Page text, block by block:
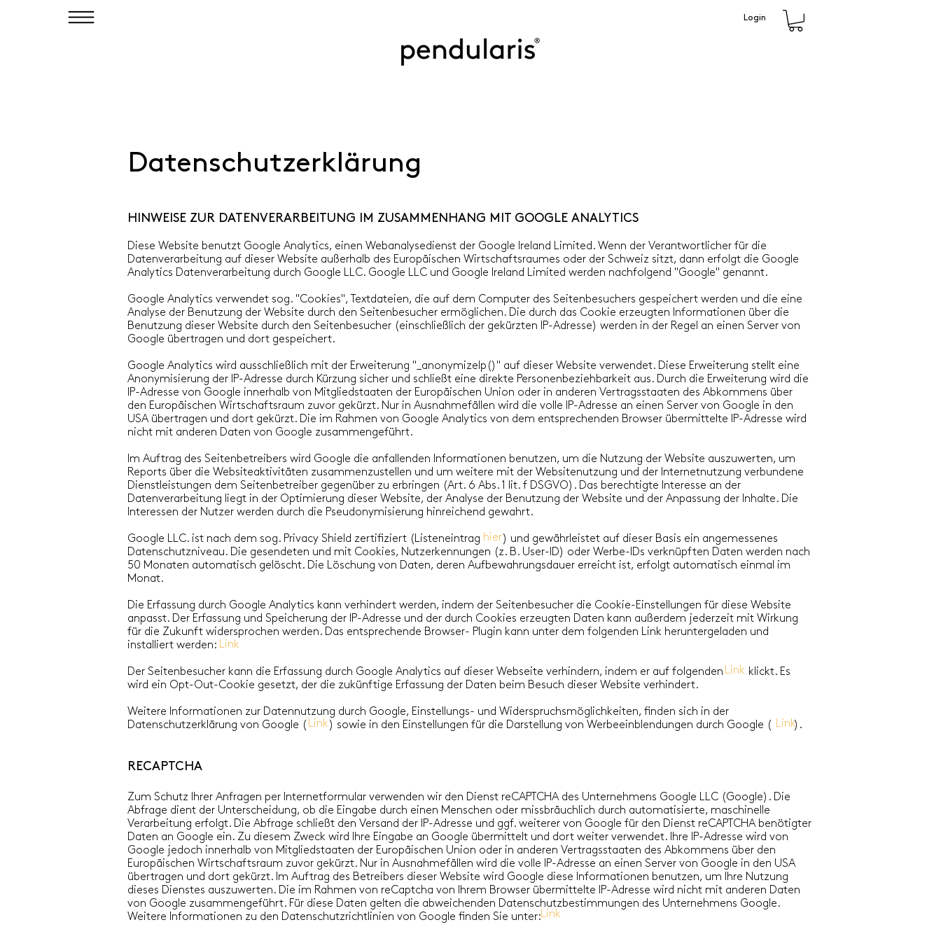
Login
Datenschutzerklärung
HINWEISE ZUR DATENVERARBEITUNG IM ZUSAMMENHANG MIT GOOGLE ANALYTICS
Diese Website benutzt Google Analytics, einen Webanalysedienst der Google Ireland Limited. Wenn der Verantwortlicher für die
Datenverarbeitung auf dieser Website außerhalb des Europäischen Wirtschaftsraumes oder der Schweiz sitzt, dann erfolgt die Google
Analytics Datenverarbeitung durch Google LLC. Google LLC und Google Ireland Limited werden nachfolgend "Google" genannt.
Google Analytics verwendet sog. "Cookies", Textdateien, die auf dem Computer des Seitenbesuchers gespeichert werden und die eine
Analyse der Benutzung der Website durch den Seitenbesucher ermöglichen. Die durch das Cookie erzeugten Informationen über die
Benutzung dieser Website durch den Seitenbesucher (einschließlich der gekürzten IP-Adresse) werden in der Regel an einen Server von
Google übertragen und dort gespeichert.
Google Analytics wird ausschließlich mit der Erweiterung "_anonymizeIp()" auf dieser Website verwendet. Diese Erweiterung stellt eine
Anonymisierung der IP-Adresse durch Kürzung sicher und schließt eine direkte Personenbeziehbarkeit aus. Durch die Erweiterung wird die
IP-Adresse von Google innerhalb von Mitgliedstaaten der Europäischen Union oder in anderen Vertragsstaaten des Abkommens über
den Europäischen Wirtschaftsraum zuvor gekürzt. Nur in Ausnahmefällen wird die volle IP-Adresse an einen Server von Google in den
USA übertragen und dort gekürzt. Die im Rahmen von Google Analytics von dem entsprechenden Browser übermittelte IP-Adresse wird
nicht mit anderen Daten von Google zusammengeführt.
Im Auftrag des Seitenbetreibers wird Google die anfallenden Informationen benutzen, um die Nutzung der Website auszuwerten, um
Reports über die Websiteaktivitäten zusammenzustellen und um weitere mit der Websitenutzung und der Internetnutzung verbundene
Dienstleistungen dem Seitenbetreiber gegenüber zu erbringen (Art. 6 Abs. 1 lit. f DSGVO). Das berechtigte Interesse an der
Datenverarbeitung liegt in der Optimierung dieser Website, der Analyse der Benutzung der Website und der Anpassung der Inhalte. Die
Interessen der Nutzer werden durch die Pseudonymisierung hinreichend gewahrt.
Google LLC. ist nach dem sog. Privacy Shield zertifiziert (Listeneintrag ) und gewährleistet auf dieser Basis ein angemessenes
Datenschutzniveau. Die gesendeten und mit Cookies, Nutzerkennungen (z. B. User-ID) oder Werbe-IDs verknüpften Daten werden nach
50 Monaten automatisch gelöscht. Die Löschung von Daten, deren Aufbewahrungsdauer erreicht ist, erfolgt automatisch einmal im
Monat.
Die Erfassung durch Google Analytics kann verhindert werden, indem der Seitenbesucher die Cookie-Einstellungen für diese Website
anpasst. Der Erfassung und Speicherung der IP-Adresse und der durch Cookies erzeugten Daten kann außerdem jederzeit mit Wirkung
für die Zukunft widersprochen werden. Das entsprechende Browser- Plugin kann unter dem folgenden Link heruntergeladen und
installiert werden:
Der Seitenbesucher kann die Erfassung durch Google Analytics auf dieser Webseite verhindern, indem er auf folgenden klickt. Es
wird ein Opt-Out-Cookie gesetzt, der die zukünftige Erfassung der Daten beim Besuch dieser Website verhindert.
Weitere Informationen zur Datennutzung durch Google, Einstellungs- und Widerspruchsmöglichkeiten, finden sich in der
Datenschutzerklärung von Google ( ) sowie in den Einstellungen für die Darstellung von Werbeeinblendungen durch Google ( ).
RECAPTCHA
Zum Schutz Ihrer Anfragen per Internetformular verwenden wir den Dienst reCAPTCHA des Unternehmens Google LLC (Google). Die
Abfrage dient der Unterscheidung, ob die Eingabe durch einen Menschen oder missbräuchlich durch automatisierte, maschinelle
Verarbeitung erfolgt. Die Abfrage schließt den Versand der IP-Adresse und ggf. weiterer von Google für den Dienst reCAPTCHA benötigter
Daten an Google ein. Zu diesem Zweck wird Ihre Eingabe an Google übermittelt und dort weiter verwendet. Ihre IP-Adresse wird von
Google jedoch innerhalb von Mitgliedstaaten der Europäischen Union oder in anderen Vertragsstaaten des Abkommens über den
Europäischen Wirtschaftsraum zuvor gekürzt. Nur in Ausnahmefällen wird die volle IP-Adresse an einen Server von Google in den USA
übertragen und dort gekürzt. Im Auftrag des Betreibers dieser Website wird Google diese Informationen benutzen, um Ihre Nutzung
dieses Dienstes auszuwerten. Die im Rahmen von reCaptcha von Ihrem Browser übermittelte IP-Adresse wird nicht mit anderen Daten
von Google zusammengeführt. Für diese Daten gelten die abweichenden Datenschutzbestimmungen des Unternehmens Google.
Weitere Informationen zu den Datenschutzrichtlinien von Google finden Sie unter:
hier
Link
Link
Link Link
Link